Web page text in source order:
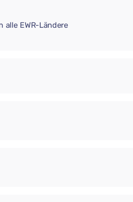
alle EWR-Ländere